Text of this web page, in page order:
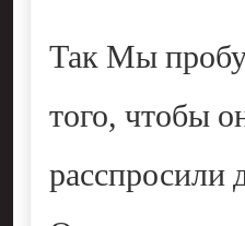
Так Мы
того, чтобы
расспросили